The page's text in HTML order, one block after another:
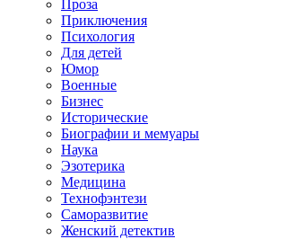
Проза
Приключения
Психология
Для детей
Юмор
Военные
Бизнес
Исторические
Биографии и мемуары
Наука
Эзотерика
Медицина
Технофэнтези
Саморазвитие
Женский детектив